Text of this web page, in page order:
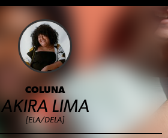
COLUNA
AKIRA LIMA
[ELA/DELA]